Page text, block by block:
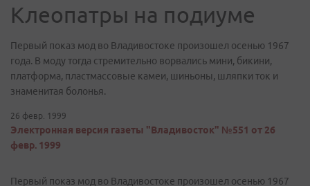
Клеопатры на подиуме
Первый показ мод во Владивостоке произошел осенью 1967
года. В моду тогда стремительно ворвались мини, бикини,
платформа, пластмассовые камеи, шиньоны, шляпки ток и
знаменитая болонья.
26 февр. 1999
Электронная версия газеты "Владивосток" №551 от 26
февр. 1999
Первый показ мод во Владивостоке произошел осенью 1967